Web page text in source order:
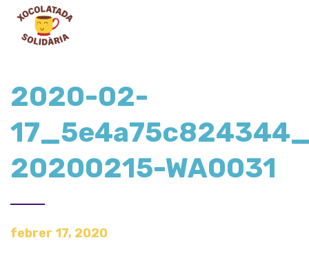
2020-02-
20200215-WA0031
febrer 17, 2020